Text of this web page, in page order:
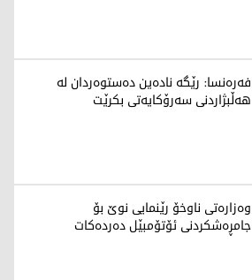
فەرەنسا: رێگە نادەین دەستوەردان لە
هەڵبژاردنی سەرۆکایەتی بکرێت
وەزارەتی ناوخۆ رێنمایی نوێ بۆ
جامڕەشکردنی ئۆتۆمبێل دەردەکات